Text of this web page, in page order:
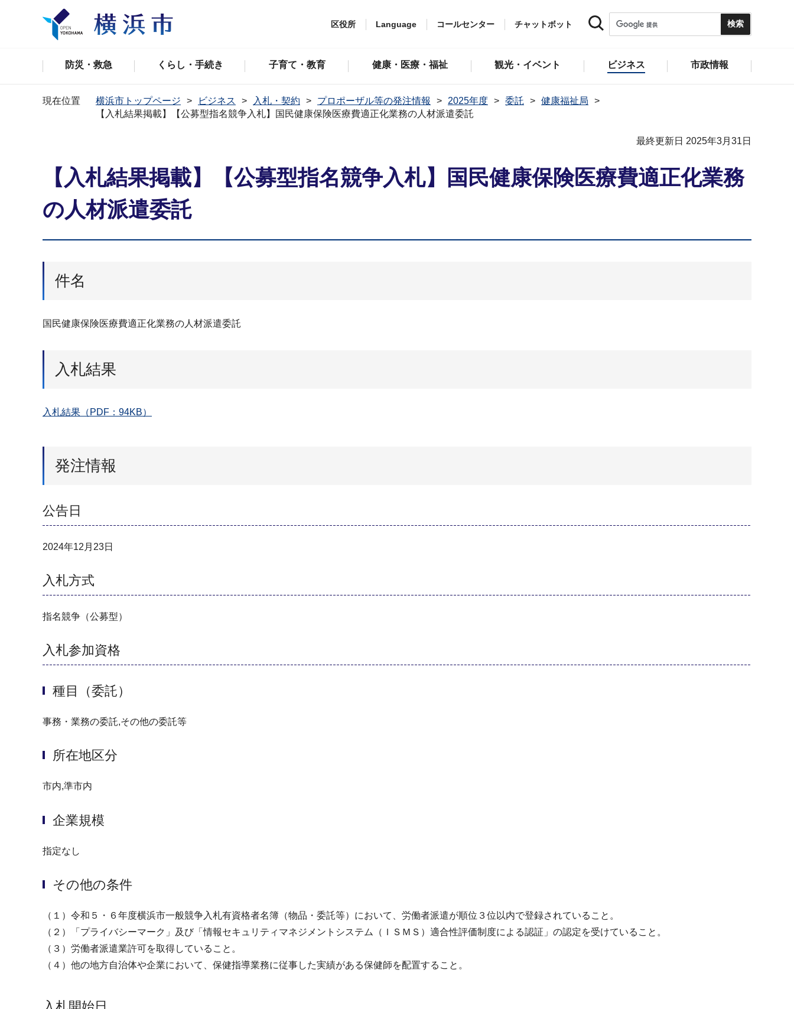
区役所 Language コールセンター チャットボット
防災・救急 くらし・手続き 子育て・教育 健康・医療・福祉 観光・イベント ビジネス 市政情報
現在位置 横浜市トップページ ビジネス 入札・契約 プロポーザル等の発注情報 2025年度 委託
健康福祉局
【入札結果掲載】【公募型指名競争入札】国民健康保険医療費適正化業務の人材派遣委託
最終更新日 2025年3月31日
【入札結果掲載】【公募型指名競争入札】国民健康保険医療費適正化業務
の人材派遣委託
件名
国民健康保険医療費適正化業務の人材派遣委託
入札結果
入札結果（PDF：94KB）
発注情報
公告日
2024年12月23日
入札方式
指名競争（公募型）
入札参加資格
種目（委託）
事務・業務の委託,その他の委託等
所在地区分
市内,準市内
企業規模
指定なし
その他の条件
（１）令和５・６年度横浜市一般競争入札有資格者名簿（物品・委託等）において、労働者派遣が順位３位以内で登録されていること。
（２）「プライバシーマーク」及び「情報セキュリティマネジメントシステム（ＩＳＭＳ）適合性評価制度による認証」の認定を受けていること。
（３）労働者派遣業許可を取得していること。
（４）他の地方自治体や企業において、保健指導業務に従事した実績がある保健師を配置すること。